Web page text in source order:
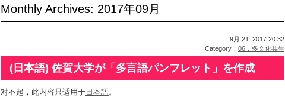
Monthly Archives: 2017年09月
9月 21. 2017 20:32
Category： 06．多文化共生
(日本語) 佐賀大学が「多言語パンフレット」を作成
对不起，此内容只适用于 日本語。